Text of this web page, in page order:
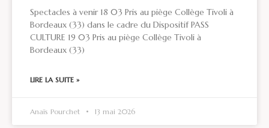
Spectacles à venir 18 03 Pris au piège Collège Tivoli à
Bordeaux (33) dans le cadre du Dispositif PASS
CULTURE 19 03 Pris au piège Collège Tivoli à
Bordeaux (33)
LIRE LA SUITE »
Anaïs Pourchet 13 mai 2026